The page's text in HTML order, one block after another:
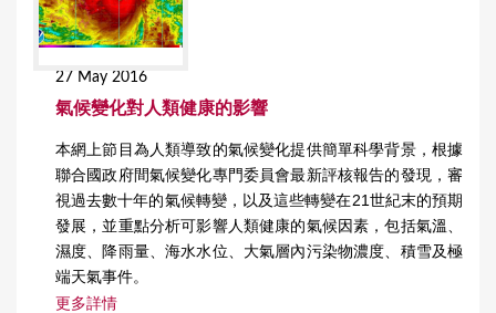
27 May 2016
氣候變化對人類健康的影響
本網上節目為人類導致的氣候變化提供簡單科學背景，根據
聯合國政府間氣候變化專門委員會最新評核報告的發現，審
視過去數十年的氣候轉變，以及這些轉變在21世紀末的預期
發展，並重點分析可影響人類健康的氣候因素，包括氣溫、
濕度、降雨量、海水水位、大氣層內污染物濃度、積雪及極
端天氣事件。
更多詳情